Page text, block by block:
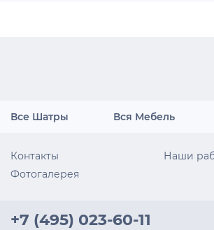
Все Шатры Вся Мебель
Контакты
Наши
Фотогалерея
+7 (495) 023-60-11